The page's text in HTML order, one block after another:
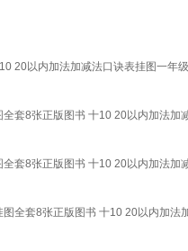
20以内加法加减法口诀表挂图一
全套8张正版图书 十10 20以内加法
全套8张正版图书 十10 20以内加法
全套8张正版图书 十10 20以内加